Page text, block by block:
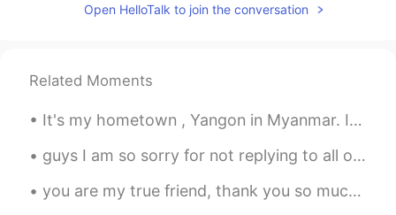
Sania 사니아
KR ENCN繁JP
Open HelloTalk to join the conversation
Related Moments
It's my hometown , Yangon in Myanmar. It's very famous for its Shwedagon Pagoda . If ever got a ...
guys I am so sorry for not replying to all of you .💌💌💌 I'm a normal person 🧏🧏🧏like you all so it...
you are my true friend, thank you so much for support me dear, I love you a lot, I hope I will ne...